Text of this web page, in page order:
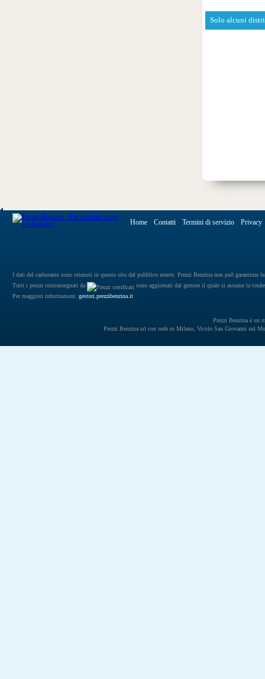
Solo alcuni
Home Contatti Termini di servizio Privacy
I dati del carburante sono ottenuti in questo sito dal pubblico utente. Prezzi Benzina non può garantirne
Tutti i prezzi contrassegnati da
sono aggiornati dal gestore il quale si assume la
Per maggiori informazioni: gestori.prezzibenzina.it
Prezzi Benzina è un
Prezzi Benzina srl con sede in Milano, Vicolo San Giovanni sul